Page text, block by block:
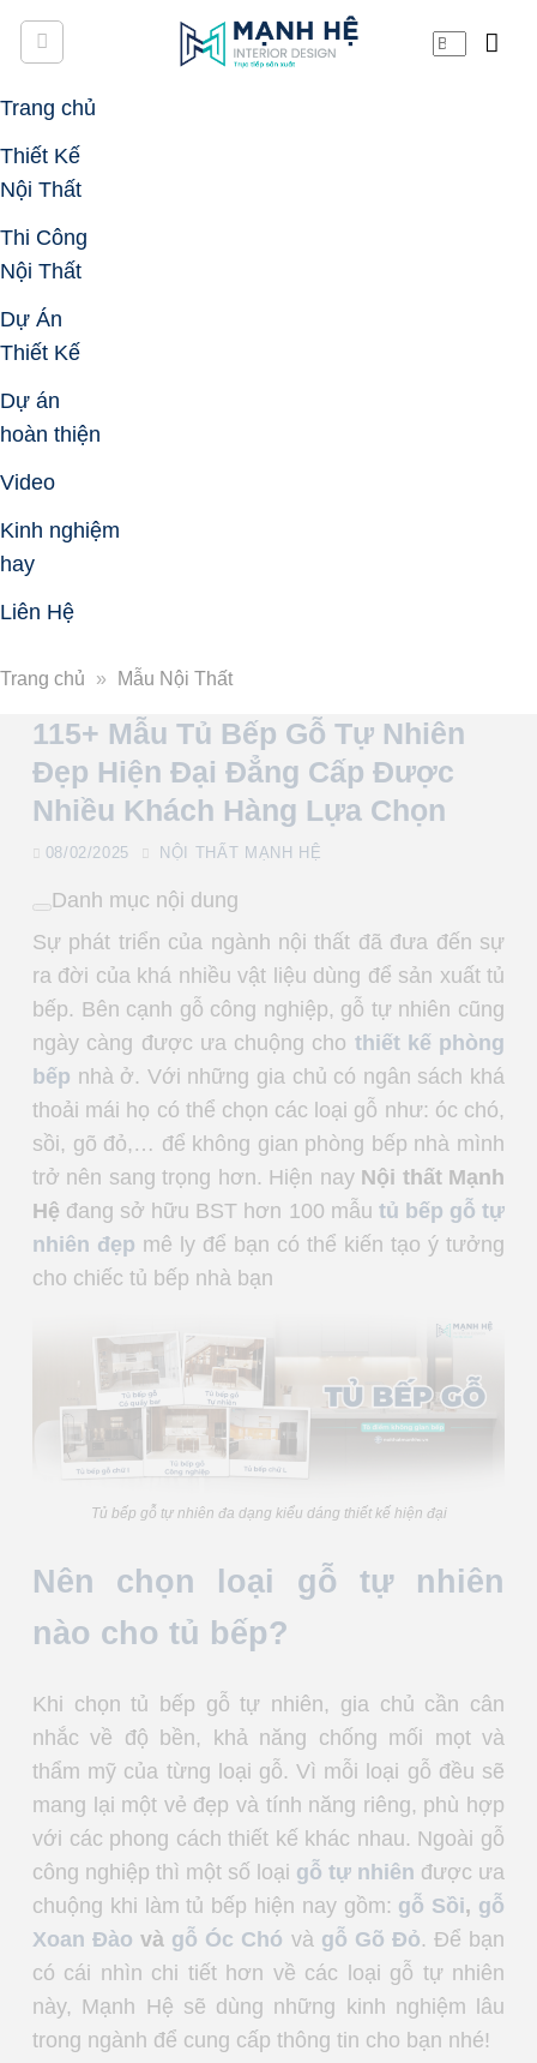
Skip
Trang chủ
Thiết Kế
Nội Thất
Thi Công
Nội Thất
Dự Án
Thiết Kế
Dự án
hoàn thiện
Video
Kinh nghiệm
hay
Liên Hệ
Trang chủ » Mẫu Nội Thất
115+ Mẫu Tủ Bếp Gỗ Tự Nhiên
Đẹp Hiện Đại Đẳng Cấp Được
Nhiều Khách Hàng Lựa Chọn
08/02/2025 NỘI THẤT MẠNH HỆ
Danh mục nội dung
Sự phát triển của ngành nội thất đã đưa đến sự
ra đời của khá nhiều vật liệu dùng để sản xuất tủ
bếp. Bên cạnh gỗ công nghiệp, gỗ tự nhiên cũng
ngày càng được ưa chuộng cho thiết kế phòng
bếp nhà ở. Với những gia chủ có ngân sách khá
thoải mái họ có thể chọn các loại gỗ như: óc chó,
sồi, gõ đỏ,… để không gian phòng bếp nhà mình
trở nên sang trọng hơn. Hiện nay Nội thất Mạnh
Hệ đang sở hữu BST hơn 100 mẫu tủ bếp gỗ tự
nhiên đẹp mê ly để bạn có thể kiến tạo ý tưởng
cho chiếc tủ bếp nhà bạn
Tủ bếp gỗ tự nhiên đa dạng kiểu dáng thiết kế hiện đại
Nên chọn loại gỗ tự nhiên
nào cho tủ bếp?
Khi chọn tủ bếp gỗ tự nhiên, gia chủ cần cân
nhắc về độ bền, khả năng chống mối mọt và
thẩm mỹ của từng loại gỗ. Vì mỗi loại gỗ đều sẽ
mang lại một vẻ đẹp và tính năng riêng, phù hợp
với các phong cách thiết kế khác nhau. Ngoài gỗ
công nghiệp thì một số loại gỗ tự nhiên được ưa
chuộng khi làm tủ bếp hiện nay gồm: gỗ Sồi, gỗ
Xoan Đào và gỗ Óc Chó và gỗ Gõ Đỏ. Để bạn
có cái nhìn chi tiết hơn về các loại gỗ tự nhiên
này, Mạnh Hệ sẽ dùng những kinh nghiệm lâu
trong ngành để cung cấp thông tin cho bạn nhé!